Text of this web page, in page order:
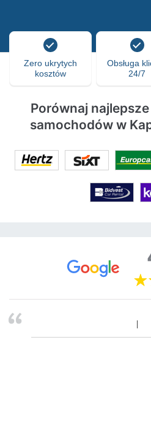
Zero ukrytych
kosztów
Obsługa
24/7
Porównaj
samochodów w